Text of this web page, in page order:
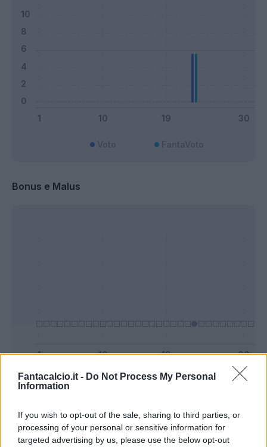
Fantacalcio.it - Do Not Process My Personal
Information
If you wish to opt-out of the sale, sharing to third parties, or
processing of your personal or sensitive information for
targeted advertising by us, please use the below opt-out
Bonus e Malus
Bonus
Presenze a
Quotazioni